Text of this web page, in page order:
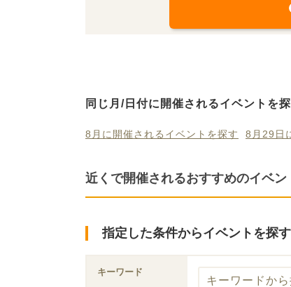
同じ月/日付に開催されるイベントを
8月に開催されるイベントを探す 8月29日
近くで開催されるおすすめのイベン
指定した条件からイベントを探す
キーワード